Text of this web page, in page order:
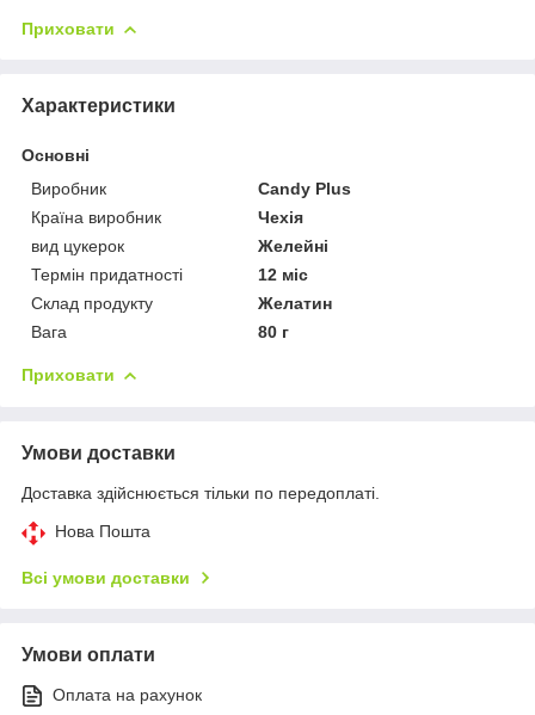
Приховати
Характеристики
Основні
Виробник
Candy Plus
Країна виробник
Чехія
вид цукерок
Желейні
Термін придатності
12 міс
Склад продукту
Желатин
Вага
80 г
Приховати
Умови доставки
Доставка здійснюється тільки по передоплаті.
Нова Пошта
Всі умови доставки
Умови оплати
Оплата на рахунок